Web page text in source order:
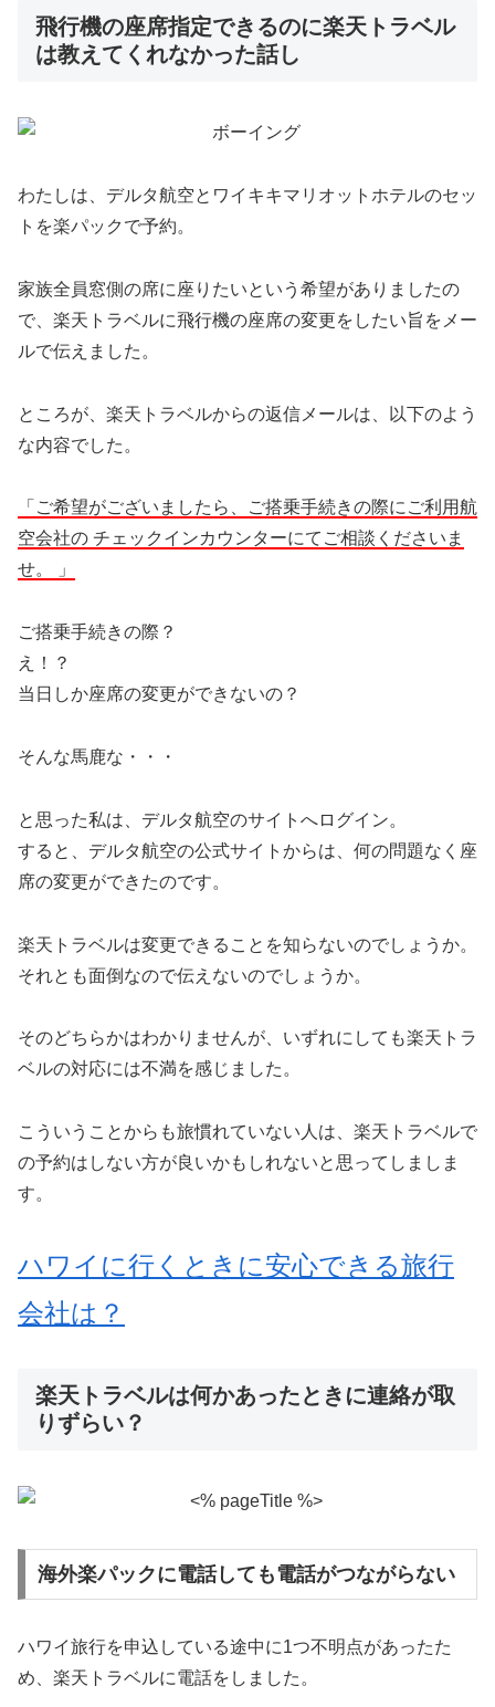
飛行機の座席指定できるのに楽天トラベル
は教えてくれなかった話し
わたしは、デルタ航空とワイキキマリオットホテルのセッ
トを楽パックで予約。
家族全員窓側の席に座りたいという希望がありましたの
で、楽天トラベルに飛行機の座席の変更をしたい旨をメー
ルで伝えました。
ところが、楽天トラベルからの返信メールは、以下のよう
な内容でした。
「ご希望がございましたら、ご搭乗手続きの際にご利用航
空会社の チェックインカウンターにてご相談くださいま
せ。 」
ご搭乗手続きの際？
え！？
当日しか座席の変更ができないの？
そんな馬鹿な・・・
と思った私は、デルタ航空のサイトへログイン。
すると、デルタ航空の公式サイトからは、何の問題なく座
席の変更ができたのです。
楽天トラベルは変更できることを知らないのでしょうか。
それとも面倒なので伝えないのでしょうか。
そのどちらかはわかりませんが、いずれにしても楽天トラ
ベルの対応には不満を感じました。
こういうことからも旅慣れていない人は、楽天トラベルで
の予約はしない方が良いかもしれないと思ってしましま
す。
ハワイに行くときに安心できる旅行
会社は？
楽天トラベルは何かあったときに連絡が取
りずらい？
海外楽パックに電話しても電話がつながらない
ハワイ旅行を申込している途中に1つ不明点があったた
め、楽天トラベルに電話をしました。